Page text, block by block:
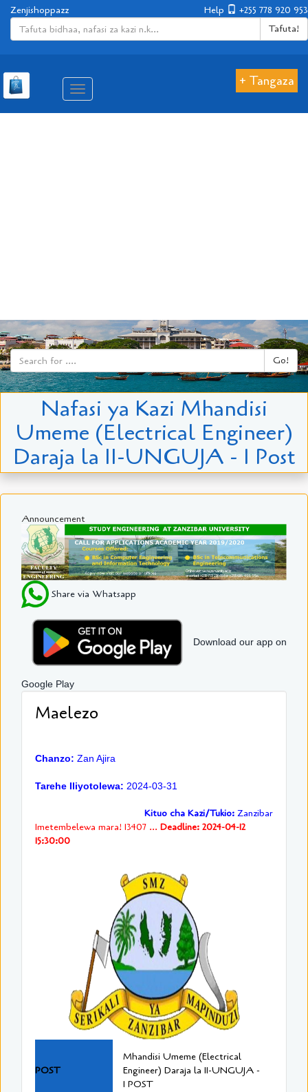
Help +255 778 920 953
Zenjishoppazz
Tafuta!
Aina
ya
+ Tangaza
Go!
Nafasi ya Kazi Mhandisi
Umeme (Electrical Engineer)
Daraja la II-UNGUJA - 1 Post
Announcement
Share via Whatsapp
Download our app on
Google Play
Maelezo
Chanzo: Zan Ajira
Tarehe Iliyotolewa: 2024-03-31
Kituo cha Kazi/Tukio: Zanzibar
Imetembelewa mara! 13407 ... Deadline: 2024-04-12
15:30:00
POST
Mhandisi Umeme (Electrical
Engineer) Daraja la II-UNGUJA -
1 POST